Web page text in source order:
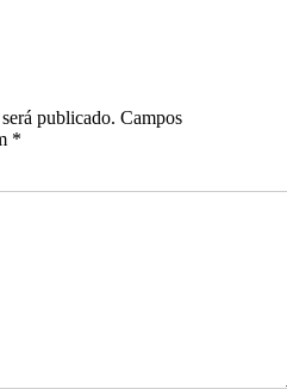
publicado. Campos
*